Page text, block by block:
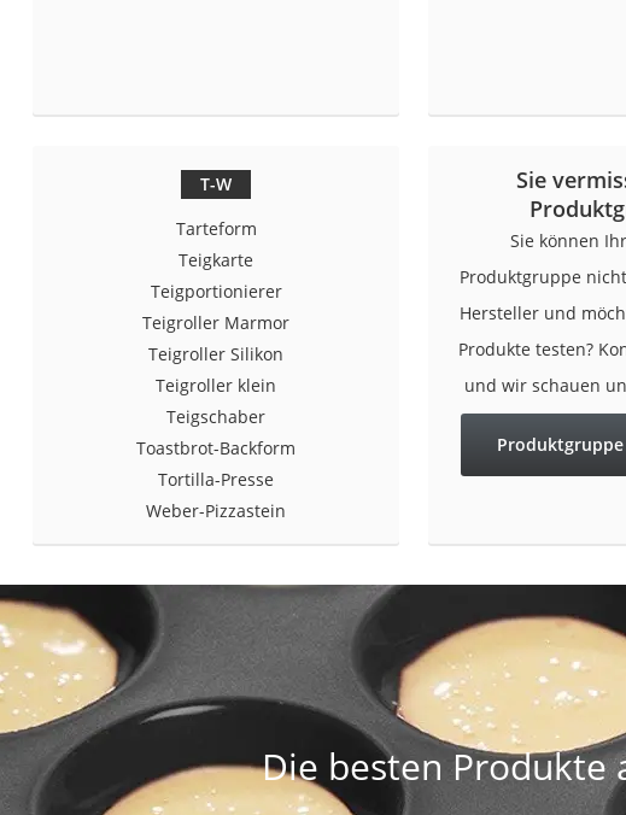
T-W
Tarteform
Teigkarte
Teigportionierer
Teigroller Marmor
Teigroller Silikon
Teigroller klein
Teigschaber
Toastbrot-Backform
Tortilla-Presse
Weber-Pizzastein
Sie
Sie können
Produktgruppe
Hersteller und
Produkte testen?
und wir schauen
Die besten Produkte